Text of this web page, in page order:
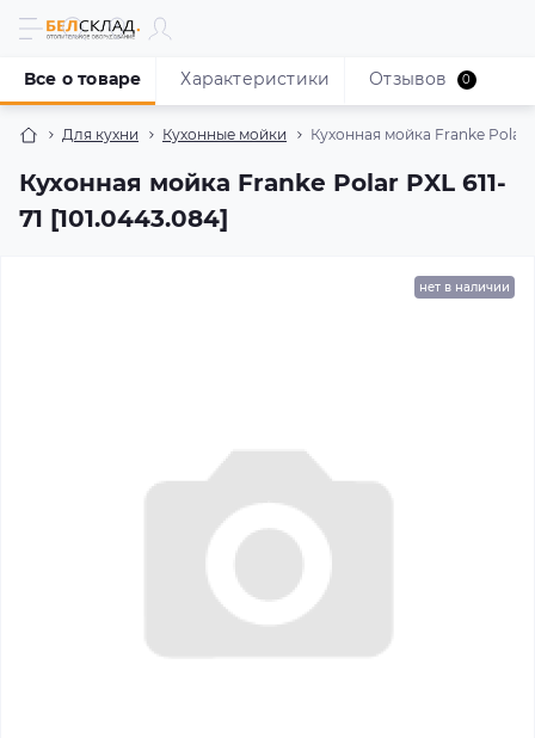
Для кухни Кухонные мойки Кухонная мойка Franke Polar
Кухонная мойка Franke Polar PXL 611-
71 [101.0443.084]
Все о товаре Характеристики Отзывов 0
нет в наличии